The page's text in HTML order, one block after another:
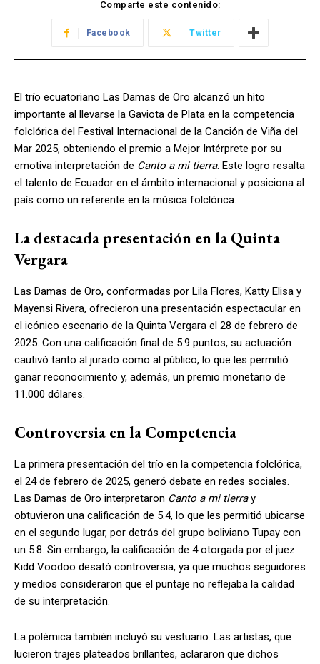
Comparte este contenido:
Facebook Twitter
El trío ecuatoriano Las Damas de Oro alcanzó un hito
importante al llevarse la Gaviota de Plata en la competencia
folclórica del Festival Internacional de la Canción de Viña del
Mar 2025, obteniendo el premio a Mejor Intérprete por su
emotiva interpretación de Canto a mi tierra. Este logro resalta
el talento de Ecuador en el ámbito internacional y posiciona al
país como un referente en la música folclórica.
La destacada presentación en la Quinta
Vergara
Las Damas de Oro, conformadas por Lila Flores, Katty Elisa y
Mayensi Rivera, ofrecieron una presentación espectacular en
el icónico escenario de la Quinta Vergara el 28 de febrero de
2025. Con una calificación final de 5.9 puntos, su actuación
cautivó tanto al jurado como al público, lo que les permitió
ganar reconocimiento y, además, un premio monetario de
11.000 dólares.
Controversia en la Competencia
La primera presentación del trío en la competencia folclórica,
el 24 de febrero de 2025, generó debate en redes sociales.
Las Damas de Oro interpretaron Canto a mi tierray
obtuvieron una calificación de 5.4, lo que les permitió ubicarse
en el segundo lugar, por detrás del grupo boliviano Tupay con
un 5.8. Sin embargo, la calificación de 4 otorgada por el juez
Kidd Voodoo desató controversia, ya que muchos seguidores
y medios consideraron que el puntaje no reflejaba la calidad
de su interpretación.
La polémica también incluyó su vestuario. Las artistas, que
lucieron trajes plateados brillantes, aclararon que dichos